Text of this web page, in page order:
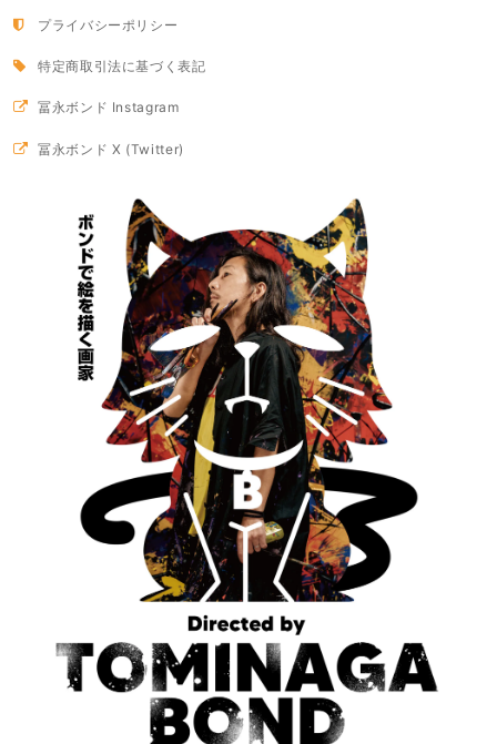
プライバシーポリシー
特定商取引法に基づく表記
冨永ボンド Instagram
冨永ボンド X (Twitter)